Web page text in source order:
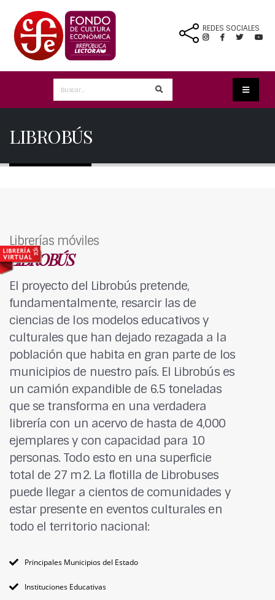
REDES SOCIALES
LIBROBÚS
Librerías móviles
LIBROBÚS
El proyecto del Librobús pretende,
fundamentalmente, resarcir las de
ciencias de los modelos educativos y
culturales que han dejado rezagada a la
población que habita en gran parte de los
municipios de nuestro país. El Librobús es
un camión expandible de 6.5 toneladas
que se transforma en una verdadera
librería con un acervo de hasta de 4,000
ejemplares y con capacidad para 10
personas. Todo esto en una superficie
total de 27 m2. La flotilla de Librobuses
puede llegar a cientos de comunidades y
estar presente en eventos culturales en
todo el territorio nacional:
Principales Municipios del Estado
Instituciones Educativas